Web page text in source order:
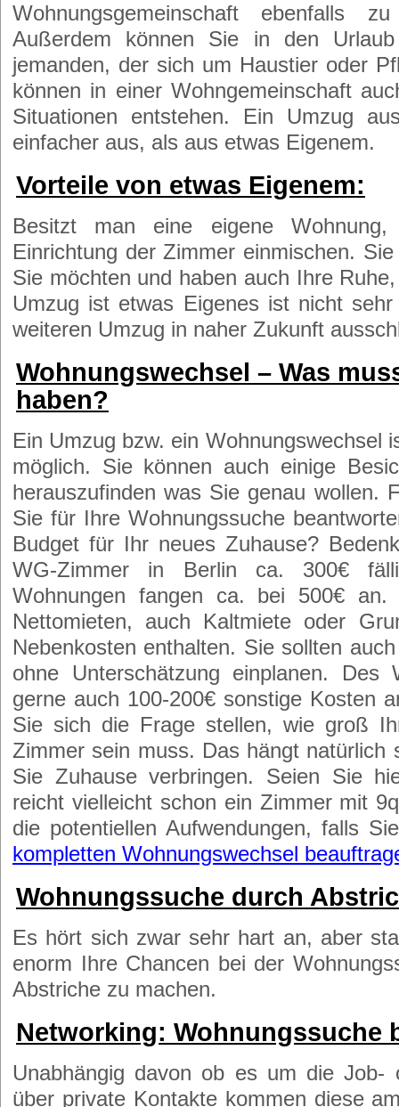
Wohnungsgemeinschaft ebenfalls
Außerdem können Sie in den
jemanden, der sich um Haustier oder
können in einer Wohngemeinschaft
Situationen entstehen. Ein Umzug
einfacher aus, als aus etwas Eigenem.
Vorteile von etwas Eigenem:
Besitzt man eine eigene
Einrichtung der Zimmer einmischen.
Sie möchten und haben auch Ihre
Umzug ist etwas Eigenes ist nicht
weiteren Umzug in naher Zukunft
Wohnungswechsel – Was
haben?
Ein Umzug bzw. ein Wohnungswechsel
möglich. Sie können auch einige
herauszufinden was Sie genau wollen.
Sie für Ihre Wohnungssuche
Budget für Ihr neues Zuhause?
WG-Zimmer in Berlin ca. 300€
Wohnungen fangen ca. bei 500€
Nettomieten, auch Kaltmiete oder
Nebenkosten enthalten. Sie sollten
ohne Unterschätzung einplanen. Des
gerne auch 100-200€ sonstige Kosten
Sie sich die Frage stellen, wie groß
Zimmer sein muss. Das hängt natürlich
Sie Zuhause verbringen. Seien Sie
reicht vielleicht schon ein Zimmer mit
die potentiellen Aufwendungen, falls
kompletten Wohnungswechsel
Wohnungssuche durch
Es hört sich zwar sehr hart an, aber
enorm Ihre Chancen bei der
Abstriche zu machen.
Networking: Wohnungssuche
Unabhängig davon ob es um die Job-
über private Kontakte kommen diese